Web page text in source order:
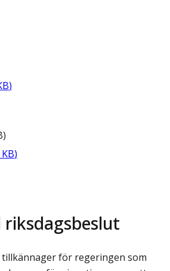
)
)
KB)
riksdagsbeslut
tillkännager för regeringen som